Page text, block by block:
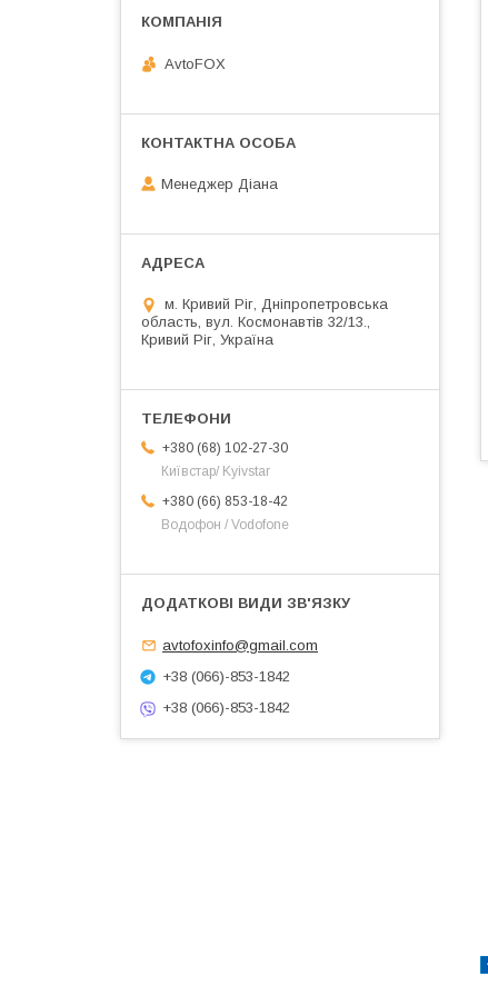
AvtoFOX
Менеджер Діана
м. Кривий Ріг, Дніпропетровська
область, вул. Космонавтів 32/13.,
Кривий Ріг, Україна
+380 (68) 102-27-30
Київстар/ Kyivstar
+380 (66) 853-18-42
Водофон / Vodofone
avtofoxinfo@gmail.com
+38 (066)-853-1842
+38 (066)-853-1842